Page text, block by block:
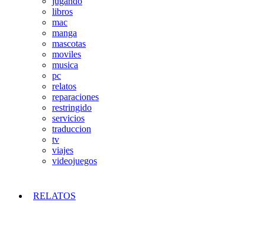
libros
mac
manga
mascotas
moviles
musica
pc
relatos
reparaciones
restringido
servicios
traduccion
tv
viajes
videojuegos
RELATOS